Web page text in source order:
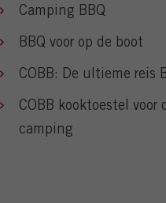
Camping BBQ
BBQ voor op de boot
COBB: De ultieme reis
COBB kooktoestel voor
camping